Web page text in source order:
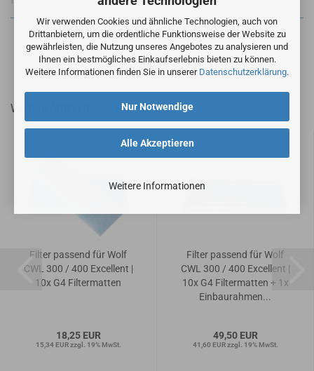
Wir verwenden Cookies und ähnliche Technologien, auch von
Drittanbietern, um die ordentliche Funktionsweise der Website zu
gewährleisten, die Nutzung unseres Angebotes zu analysieren und
Ihnen ein bestmögliches Einkaufserlebnis bieten zu können.
Weitere Informationen finden Sie in unserer Datenschutzerklärung.
Alle Akzeptieren
Nur Notwendige
Weitere Informationen
Weitere Artikel dieser Kategorie
Filter passend für Wolf
CWL 300 / 400 Excellent |
10x G4 Filtermatten
18,25 EUR
15,34 EUR zzgl. 19% MwSt.
Filter passend für Wolf
CWL 300 / 400 Excellent |
10x G4 Filtermatten + 1x
Einbaurahmen...
49,50 EUR
41,60 EUR zzgl. 19% MwSt.